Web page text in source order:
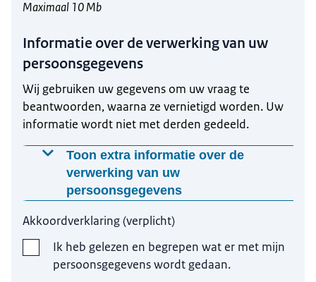
Maximaal 10 Mb
Informatie over de verwerking van uw
persoonsgegevens
Wij gebruiken uw gegevens om uw vraag te
beantwoorden, waarna ze vernietigd worden. Uw
informatie wordt niet met derden gedeeld.
Toon extra informatie over de
verwerking van uw
persoonsgegevens
zorgaanbieders, slaan wij de persoonsgegevens
op. Wij gebruiken deze gegevens alleen om uw
vraag te beantwoorden en om u te kunnen
Akkoordverklaring(verplicht)
Ik heb gelezen en begrepen wat er met mijn
persoonsgegevens wordt gedaan.